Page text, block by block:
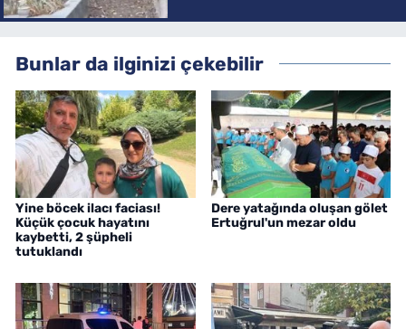
Bunlar da ilginizi çekebilir
Yine böcek ilacı faciası!
Küçük çocuk hayatını
kaybetti, 2 şüpheli
tutuklandı
Dere yatağında oluşan gölet
Ertuğrul'un mezar oldu